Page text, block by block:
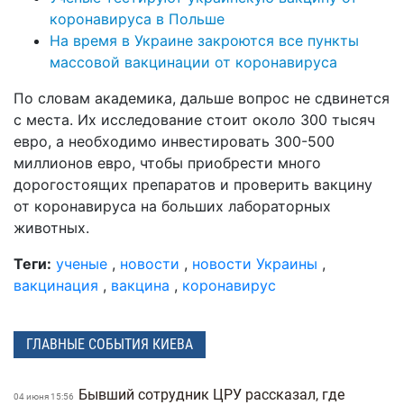
коронавируса в Польше
На время в Украине закроются все пункты
массовой вакцинации от коронавируса
По словам академика, дальше вопрос не сдвинется
с места. Их исследование стоит около 300 тысяч
евро, а необходимо инвестировать 300-500
миллионов евро, чтобы приобрести много
дорогостоящих препаратов и проверить вакцину
от коронавируса на больших лабораторных
животных.
Теги: ученые , новости , новости Украины ,
вакцинация , вакцина , коронавирус
ГЛАВНЫЕ СОБЫТИЯ КИЕВА
04 июня 15:56
Бывший сотрудник ЦРУ рассказал, где